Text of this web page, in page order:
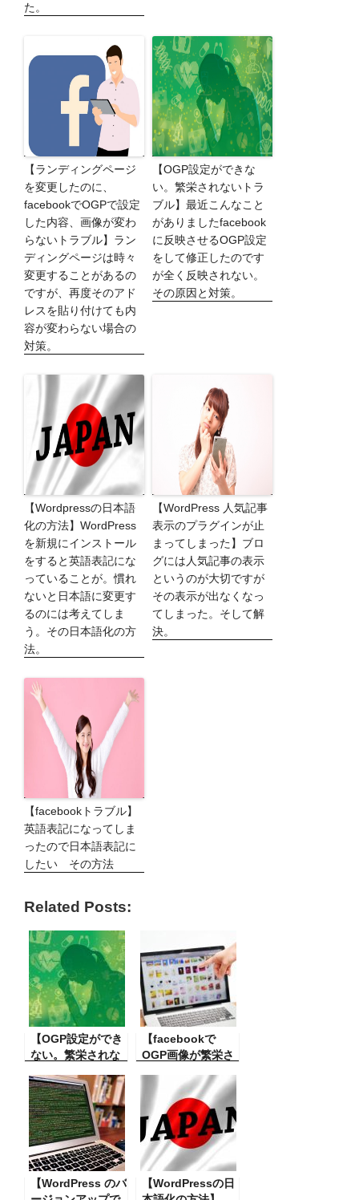
た。
【ランディングページ
を変更したのに、
facebookでOGPで設定
した内容、画像が変わ
らないトラブル】ラン
ディングページは時々
変更することがあるの
ですが、再度そのアド
レスを貼り付けても内
容が変わらない場合の
対策。
【OGP設定ができな
い。繁栄されないトラ
ブル】最近こんなこと
がありましたfacebook
に反映させるOGP設定
をして修正したのです
が全く反映されない。
その原因と対策。
【Wordpressの日本語
化の方法】WordPress
を新規にインストール
をすると英語表記にな
っていることが。慣れ
ないと日本語に変更す
るのには考えてしま
う。その日本語化の方
法。
【WordPress 人気記事
表示のプラグインが止
まってしまった】ブロ
グには人気記事の表示
というのが大切ですが
その表示が出なくなっ
てしまった。そして解
決。
【facebookトラブル】
英語表記になってしま
ったので日本語表記に
したい その方法
Related Posts:
【OGP設定ができ
ない。繁栄されな
こんなことがあり
ましたfacebookに
反映させるOGP設
定をして修正した
のですが全く反映
されない。その原
因と対策。
【facebookで
OGP画像が繁栄さ
OGP のページを作
り Facebook 等に
反映させるべく作
成するのですが、
Facebook のペー
ジに希望の画像が
反映されない。こ
【WordPress のバ
【WordPressの日